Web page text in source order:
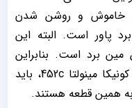
خاموش و روشن شدن
پاور است. البته این
برد است. بنابراین
پیش از تعمیر برد پاور دستگاه کپی کونیکا مینولتا 452c، باید
همین قطعه هستند.